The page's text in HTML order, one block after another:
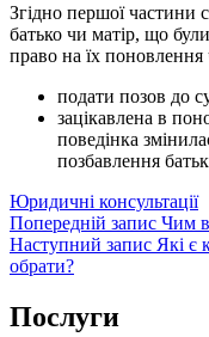
Згідно першої частини
батько чи матір, що
право на їх поновлення
подати позов до
зацікавлена в
поведінка
позбавлення
Категорії
Юридичні консультації
Навігація
записів
Попередній
запис
Попередній запис Чим
Наступний
запис
Наступний запис Які є
обрати?
Послуги